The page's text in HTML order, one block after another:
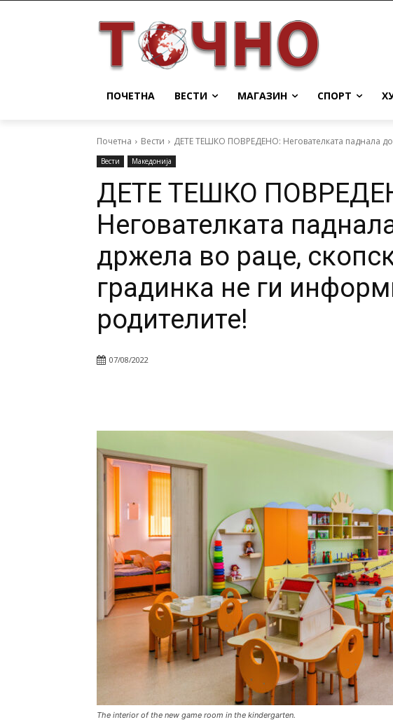
ПОЧЕТНА ВЕСТИ МАГАЗИН СПОРТ
Почетна Вести ДЕТЕ ТЕШКО ПОВРЕДЕНО: Негователката паднала
Вести Македонија
ДЕТЕ ТЕШКО
Негователката
држела во раце,
градинка не ги
родителите!
07/08/2022
The interior of the new game room in the kindergarten.